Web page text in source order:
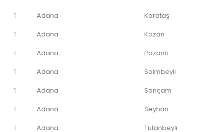
1
Adana
Karataş
1
Adana
Kozan
1
Adana
Pozantı
1
Adana
Saimbeyli
1
Adana
Sarıçam
1
Adana
Seyhan
1
Adana
Tufanbeyli